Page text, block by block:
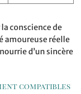
conscience de
amoureuse réelle
d’un sincère
compatibles